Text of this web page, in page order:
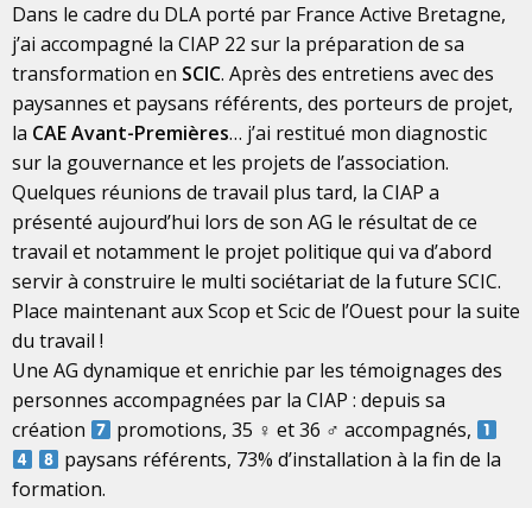
Dans le cadre du DLA porté par France Active Bretagne,
j’ai accompagné la CIAP 22 sur la préparation de sa
transformation en SCIC. Après des entretiens avec des
paysannes et paysans référents, des porteurs de projet,
la CAE Avant-Premières… j’ai restitué mon diagnostic
sur la gouvernance et les projets de l’association.
Quelques réunions de travail plus tard, la CIAP a
présenté aujourd’hui lors de son AG le résultat de ce
travail et notamment le projet politique qui va d’abord
servir à construire le multi sociétariat de la future SCIC.
Place maintenant aux Scop et Scic de l’Ouest pour la suite
du travail !
Une AG dynamique et enrichie par les témoignages des
personnes accompagnées par la CIAP : depuis sa
création
promotions, 35 ♀ et 36 ♂ accompagnés,
paysans référents, 73% d’installation à la fin de la
formation.